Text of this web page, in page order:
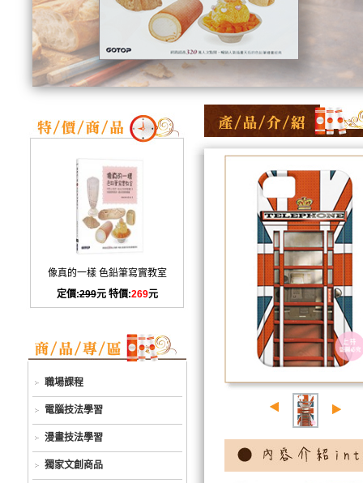
像真的一樣 色鉛筆寫實教室
定價:299元 特價:269元
職場課程
電腦技法學習
漫畫技法學習
獨家文創商品